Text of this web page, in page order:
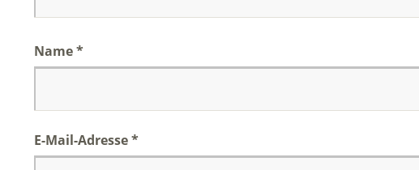
Name*
E-Mail-Adresse*